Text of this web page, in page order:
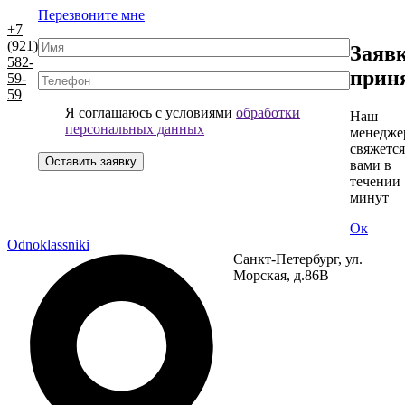
+7
(921)
582-
59-
59
Перезвоните мне
Я соглашаюсь с условиямиобработки
персональных данных
Наш
вами в
течении
минут
Ок
Odnoklassniki
Санкт-Петербург, ул.
Морская, д.86В